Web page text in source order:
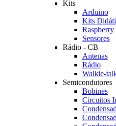
Kits
Arduino
Kits
Raspberry
Sensores
Rádio - CB
Antenas
Rádio
Walkie-
Semicondutores
Bobines
Circuitos